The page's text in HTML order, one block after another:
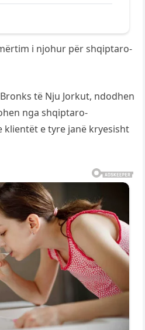
i njohur për shqiptaro-
të Nju Jorkut, ndodhen
nga shqiptaro-
klientët e tyre janë kryesisht